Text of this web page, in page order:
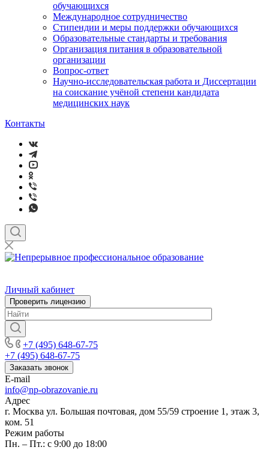
обучающихся
Международное сотрудничество
Стипендии и меры поддержки обучающихся
Образовательные стандарты и требования
Организация питания в образовательной
организации
Вопрос-ответ
Научно-исследовательская работа и Диссертации
на соискание учёной степени кандидата
медицинских наук
Контакты
Личный кабинет
Проверить лицензию
+7 (495) 648-67-75
+7 (495) 648-67-75
Заказать звонок
E-mail
info@np-obrazovanie.ru
Адрес
г. Москва ул. Большая почтовая, дом 55/59 строение 1, этаж 3,
ком. 51
Режим работы
Пн. – Пт.: с 9:00 до 18:00